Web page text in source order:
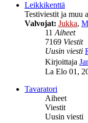
Leikkikenttä
Testiviestit ja muu
Valvojat: Jukka,
11Aiheet
7169 Viestit
Uusin viesti
Kirjoittaja
La Elo 01,
Tavaratori
Aiheet
Viestit
Uusin viesti